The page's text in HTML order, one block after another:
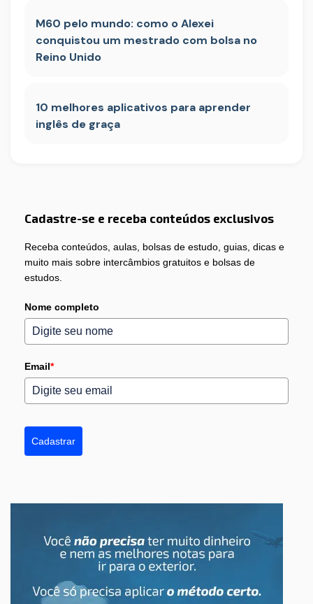
M60 pelo mundo: como o Alexei
conquistou um mestrado com bolsa no
Reino Unido
10 melhores aplicativos para aprender
inglês de graça
Cadastre-se e receba conteúdos exclusivos
Receba conteúdos, aulas, bolsas de estudo, guias, dicas e
muito mais sobre intercâmbios gratuitos e bolsas de
estudos.
Nome completo
Email*
Cadastrar